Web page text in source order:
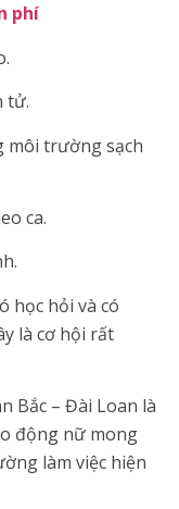
phí
tử.
môi trường sạch
ca.
học hỏi và có
là cơ hội rất
Bắc – Đài Loan là
động nữ mong
làm việc hiện